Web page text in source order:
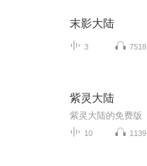
末影大陆
3 7518
紫灵大陆
紫灵大陆的免费版
10 1139